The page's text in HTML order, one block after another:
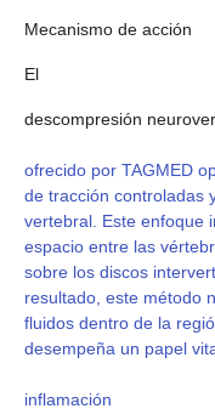
Mecanismo de acción
El
descompresión
ofrecido por TAGMED
de tracción controladas
vertebral. Este enfoque
espacio entre las
sobre los discos
resultado, este método
fluidos dentro de la
desempeña un papel
inflamación